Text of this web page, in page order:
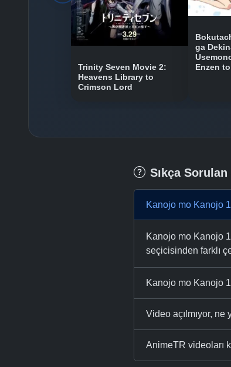
Trinity Seven Movie 2:
Heavens Library to
Crimson Lord
ga
Enzen
Sıkça
Kanojo mo Kanojo
Kanojo mo Kanojo
seçicisinden farklı
Kanojo mo Kanojo
Video açılmıyor, ne
AnimeTR videoları